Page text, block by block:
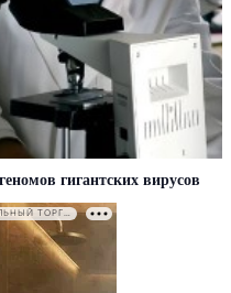
гигантских вирусов
РЕКЛАМА • ООО СТРОИТЕЛЬНЫЙ ТОРГОВЫЙ ДОМ «ПЕТРОВИЧ». ИНН: 7802348846